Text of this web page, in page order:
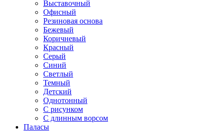
Выставочный
Офисный
Резиновая основа
Бежевый
Коричневый
Красный
Серый
Синий
Светлый
Темный
Детский
Однотонный
С рисунком
С длинным ворсом
Паласы